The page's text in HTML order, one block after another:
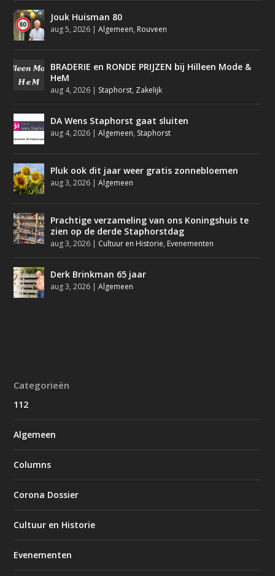
Jouk Huisman 80
aug 5, 2026 |Algemeen, Rouveen
BRADERIE en RONDE PRIJZEN bij Hilleen Mode &
HeM
aug 4, 2026 | Staphorst, Zakelijk
DA Wens Staphorst gaat sluiten
aug 4, 2026 |Algemeen, Staphorst
Pluk ook dit jaar weer gratis zonnebloemen
aug 3, 2026 |Algemeen
Prachtige verzameling van ons Koningshuis te
zien op de derde Staphorstdag
aug 3, 2026 | Cultuur en Historie, Evenementen
Derk Brinkman 65 jaar
aug 3, 2026 |Algemeen
Categorieën
112
Algemeen
Columns
Corona Dossier
Cultuur en Historie
Evenementen